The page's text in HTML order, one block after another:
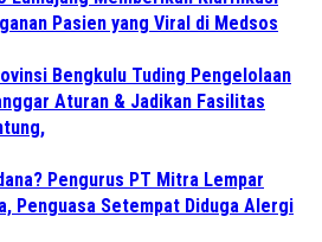
Pasien yang Viral di Medsos
Bengkulu Tuding Pengelolaan
Aturan & Jadikan Fasilitas
Pengurus PT Mitra Lempar
Penguasa Setempat Diduga Alergi